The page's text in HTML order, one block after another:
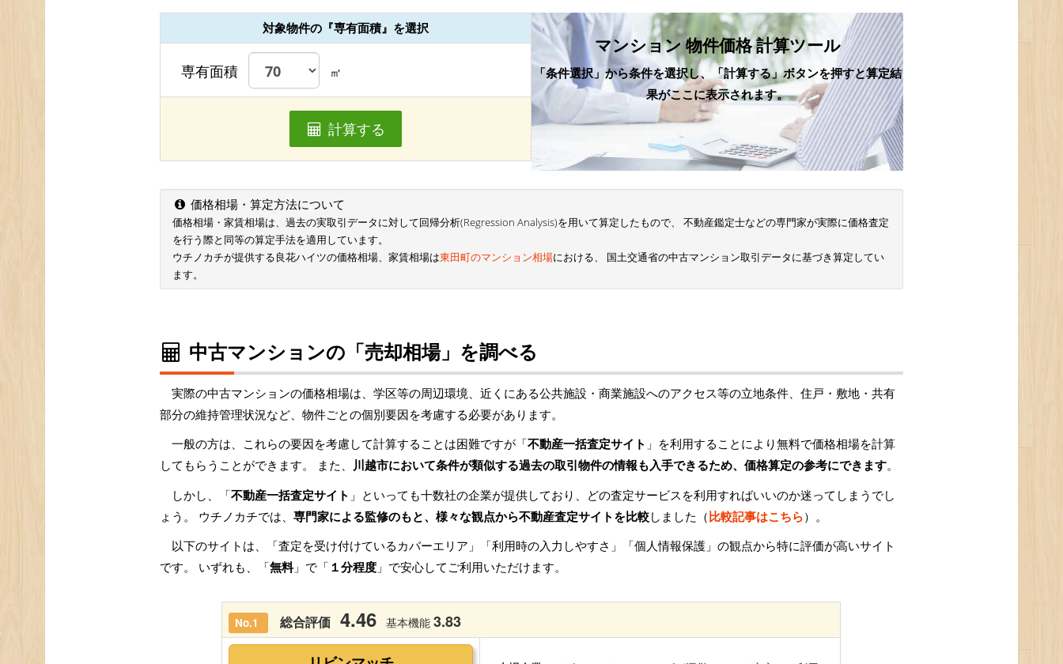
対象物件の『専有面積』を選択
専有面積 ㎡
計算する
マンション 物件価格 計算ツール
「条件選択」から条件を選択し、「計算する」ボタンを押すと算定結
果がここに表示されます。
価格相場・算定方法について
価格相場・家賃相場は、過去の実取引データに対して回帰分析(Regression Analysis)を用いて算定したもので、 不動産鑑定士などの専門家が実際に価格査定
を行う際と同等の算定手法を適用しています。
ウチノカチが提供する良花ハイツの価格相場、家賃相場は東田町のマンション相場における、 国土交通省の中古マンション取引データに基づき算定してい
ます。
中古マンションの「売却相場」を調べる
実際の中古マンションの価格相場は、学区等の周辺環境、近くにある公共施設・商業施設へのアクセス等の立地条件、住戸・敷地・共有
部分の維持管理状況など、物件ごとの個別要因を考慮する必要があります。
一般の方は、これらの要因を考慮して計算することは困難ですが「不動産一括査定サイト 」を利用することにより無料で価格相場を計算
してもらうことができます。 また、 川越市において条件が類似する過去の取引物件の情報も入手できるため、価格算定の参考にできます。
しかし、「不動産一括査定サイト 」といっても十数社の企業が提供しており、どの査定サービスを利用すればいいのか迷ってしまうでし
ょう。 ウチノカチでは、 専門家による監修のもと、様々な観点から不動産査定サイトを比較しました（比較記事はこちら）。
以下のサイトは、「査定を受け付けているカバーエリア」「利用時の入力しやすさ」「個人情報保護」の観点から特に評価が高いサイト
です。 いずれも、「無料」で「 １分程度 」で安心してご利用いただけます。